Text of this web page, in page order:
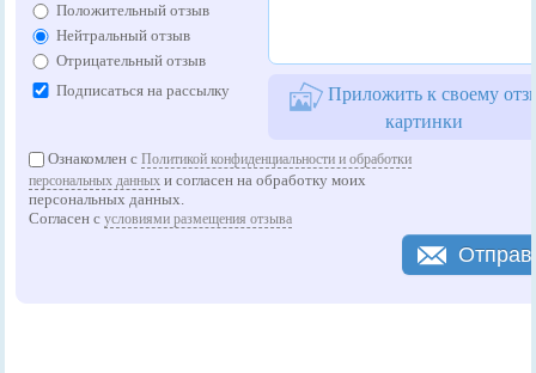
Положительный отзыв
Нейтральный отзыв
Отрицательный отзыв
Подписаться на рассылку
Приложить к своему
картинки
Ознакомлен сПолитикой конфиденциальности и обработки
персональных данных и согласен на обработку моих
персональных данных.
Согласен сусловиями размещения отзыва